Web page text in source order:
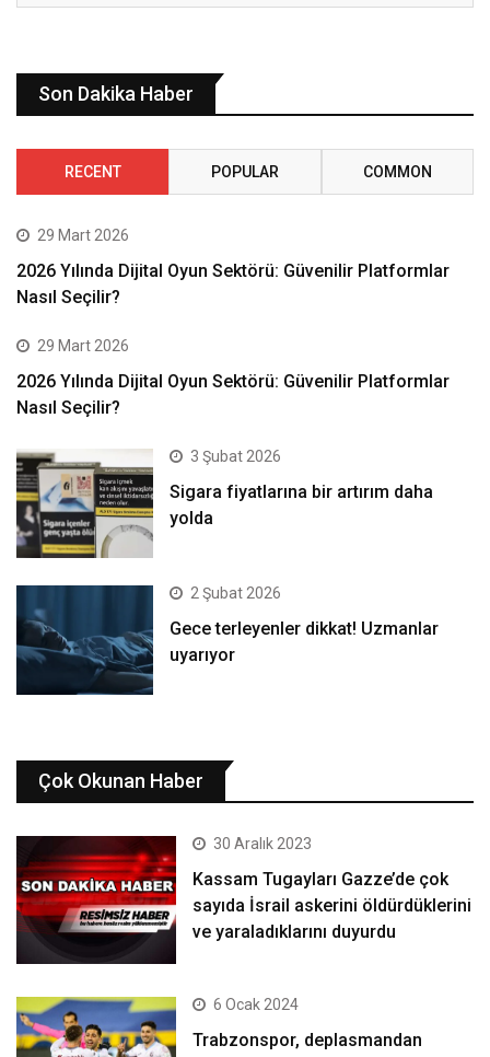
Son Dakika Haber
RECENT POPULAR COMMON
29 Mart 2026
2026 Yılında Dijital Oyun Sektörü: Güvenilir Platformlar
Nasıl Seçilir?
29 Mart 2026
2026 Yılında Dijital Oyun Sektörü: Güvenilir Platformlar
Nasıl Seçilir?
3 Şubat 2026
Sigara fiyatlarına bir artırım daha
yolda
2 Şubat 2026
Gece terleyenler dikkat! Uzmanlar
uyarıyor
Çok Okunan Haber
30 Aralık 2023
Kassam Tugayları Gazze’de çok
sayıda İsrail askerini öldürdüklerini
ve yaraladıklarını duyurdu
6 Ocak 2024
Trabzonspor, deplasmandan